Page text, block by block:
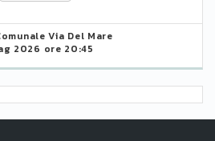
Via Del Mare
2026 ore 20:45